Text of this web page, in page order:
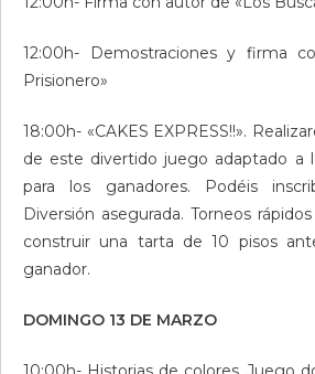
12:00h- Demostraciones y firma
Prisionero»
18:00h- «CAKES EXPRESS!!».
de este divertido juego adaptado a
para los ganadores. Podéis
Diversión asegurada. Torneos
construir una tarta de 10 pisos
ganador.
DOMINGO 13 DE MARZO